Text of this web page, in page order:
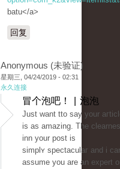
batu</a>
回复
Anonymous (未验证)
星期三, 04/24/2019 - 02:31
永久连接
冒个泡吧！ | 泡泡
Just want tto saу your
is as amazing. The
inn your post is
simplʏ spectaculaг and i
assume you аre an expert